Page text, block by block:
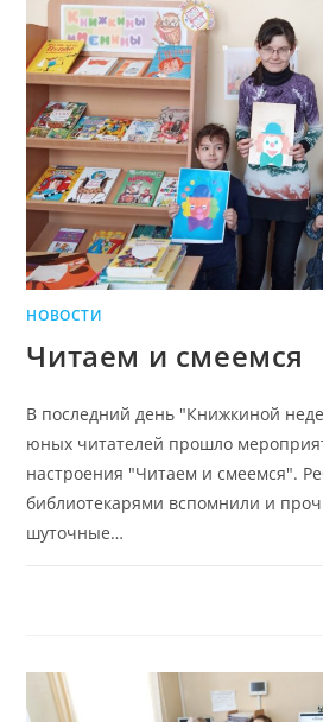
НОВОСТИ
Читаем и смеемся
В последний день "Книжкиной
юных читателей прошло
настроения "Читаем и смеемся".
библиотекарями вспомнили и
шуточные…